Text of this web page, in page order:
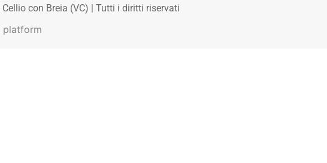
con Breia (VC) | Tutti i diritti riservati
platform